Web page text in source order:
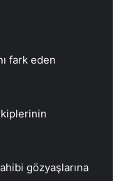
fark eden
gözyaşlarına